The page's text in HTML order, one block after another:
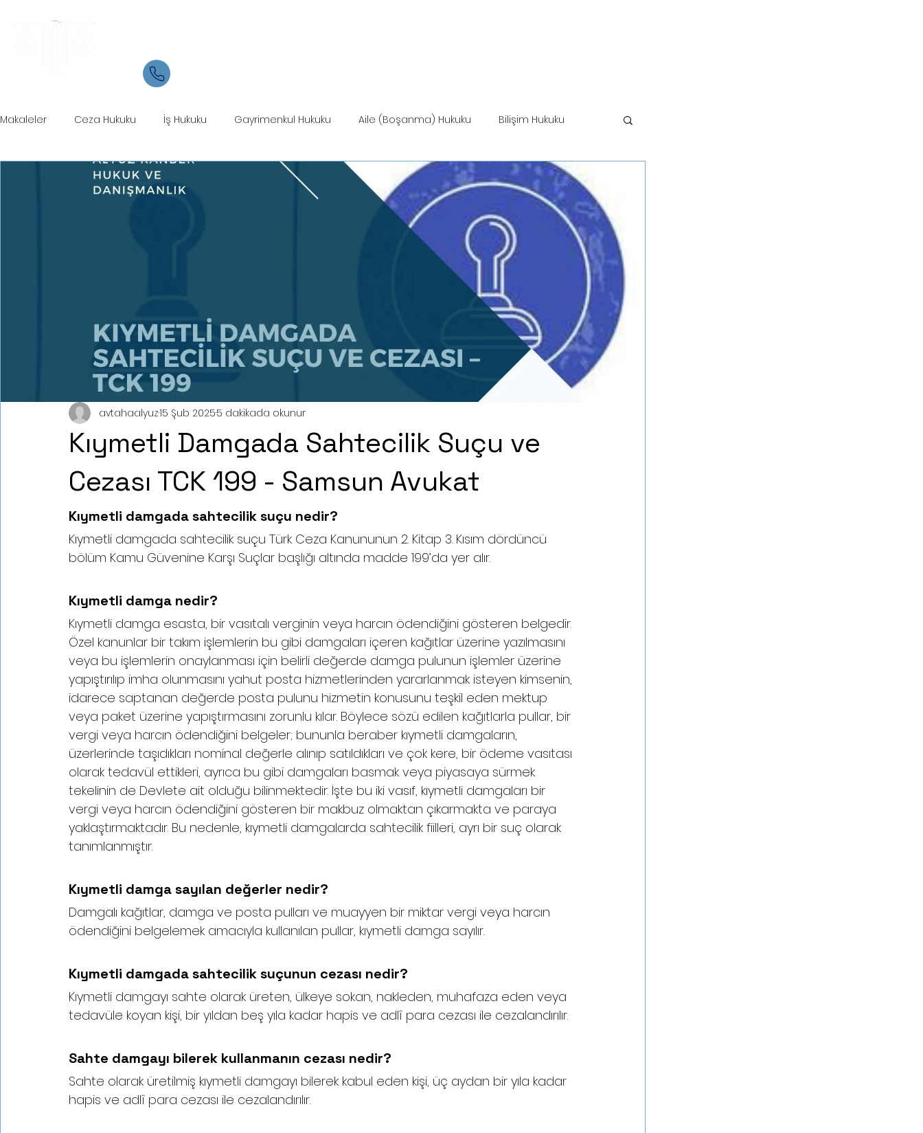
05534084721
Makaleler Ceza Hukuku İş Hukuku Gayrimenkul Hukuku Aile (Boşanma) Hukuku Bilişim Hukuku
Ticaret Hukuku Marka Patent Hukuku İcra Hukuku Miras Hukuku
Kıymetli Damgada Sahtecilik Suçu ve
Cezası TCK 199 - Samsun Avukat
avtahaalyuz15 Şub 20255 dakikada okunur
Kıymetli damgada sahtecilik suçu nedir?
Kıymetli damgada sahtecilik suçu Türk Ceza Kanununun 2. Kitap 3. Kısım dördüncü
bölüm Kamu Güvenine Karşı Suçlar başlığı altında madde 199’da yer alır.
Kıymetli damga nedir?
Kıymetli damga esasta, bir vasıtalı verginin veya harcın ödendiğini gösteren belgedir.
Özel kanunlar bir takım işlemlerin bu gibi damgaları içeren kağıtlar üzerine yazılmasını
veya bu işlemlerin onaylanması için belirli değerde damga pulunun işlemler üzerine
yapıştırılıp imha olunmasını yahut posta hizmetlerinden yararlanmak isteyen kimsenin,
idarece saptanan değerde posta pulunu hizmetin konusunu teşkil eden mektup
veya paket üzerine yapıştırmasını zorunlu kılar. Böylece sözü edilen kağıtlarla pullar, bir
vergi veya harcın ödendiğini belgeler; bununla beraber kıymetli damgaların,
üzerlerinde taşıdıkları nominal değerle alınıp satıldıkları ve çok kere, bir ödeme vasıtası
olarak tedavül ettikleri, ayrıca bu gibi damgaları basmak veya piyasaya sürmek
tekelinin de Devlete ait olduğu bilinmektedir. İşte bu iki vasıf, kıymetli damgaları bir
vergi veya harcın ödendiğini gösteren bir makbuz olmaktan çıkarmakta ve paraya
yaklaştırmaktadır. Bu nedenle, kıymetli damgalarda sahtecilik fiilleri, ayrı bir suç olarak
tanımlanmıştır.
Kıymetli damga sayılan değerler nedir?
Damgalı kağıtlar, damga ve posta pulları ve muayyen bir miktar vergi veya harcın
ödendiğini belgelemek amacıyla kullanılan pullar, kıymetli damga sayılır.
Kıymetli damgada sahtecilik suçunun cezası nedir?
Kıymetli damgayı sahte olarak üreten, ülkeye sokan, nakleden, muhafaza eden veya
tedavüle koyan kişi, bir yıldan beş yıla kadar hapis ve adlî para cezası ile cezalandırılır.
Sahte damgayı bilerek kullanmanın cezası nedir?
Sahte olarak üretilmiş kıymetli damgayı bilerek kabul eden kişi, üç aydan bir yıla kadar
hapis ve adlî para cezası ile cezalandırılır.